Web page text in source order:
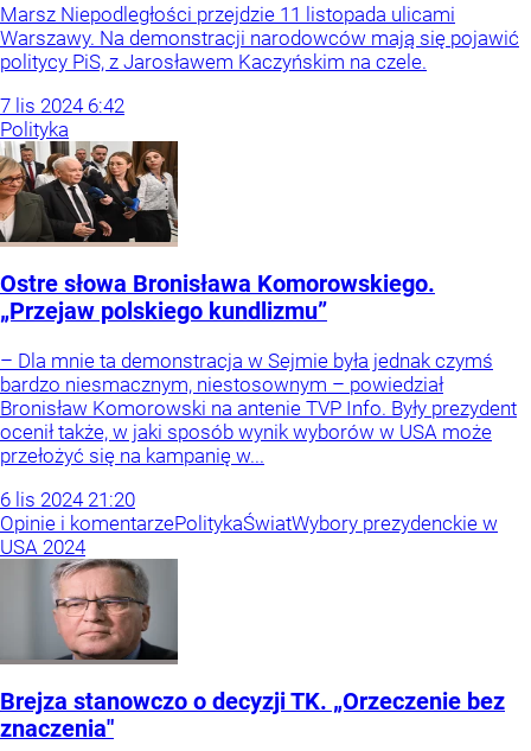
Marsz Niepodległości przejdzie 11 listopada ulicami
Warszawy. Na demonstracji narodowców mają się pojawić
politycy PiS, z Jarosławem Kaczyńskim na czele.
7 lis 2024 6:42
Polityka
Ostre słowa Bronisława Komorowskiego.
„Przejaw polskiego kundlizmu”
– Dla mnie ta demonstracja w Sejmie była jednak czymś
bardzo niesmacznym, niestosownym – powiedział
Bronisław Komorowski na antenie TVP Info. Były prezydent
ocenił także, w jaki sposób wynik wyborów w USA może
przełożyć się na kampanię w...
6 lis 2024 21:20
Opinie i komentarzePolitykaŚwiatWybory prezydenckie w
USA 2024
Brejza stanowczo o decyzji TK. „Orzeczenie bez
znaczenia"